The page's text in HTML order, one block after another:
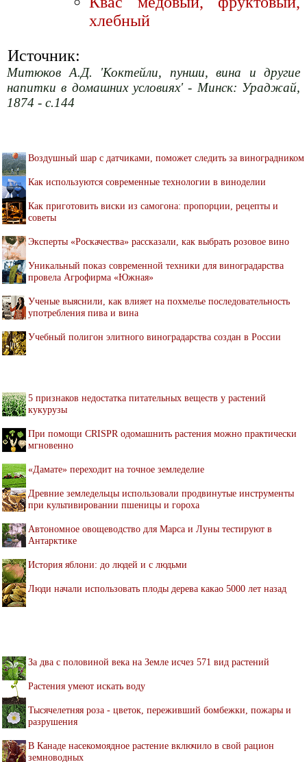
хлебный
Источник:
Митюков А.Д. 'Коктейли, пунши, вина и другие
напитки в домашних условиях' - Минск: Ураджай,
1874 - с.144
Воздушный шар с датчиками, поможет следить за виноградником
Как используются современные технологии в виноделии
Как приготовить виски из самогона: пропорции, рецепты и
советы
Эксперты «Роскачества» рассказали, как выбрать розовое вино
Уникальный показ современной техники для виноградарства
провела Агрофирма «Южная»
Ученые выяснили, как влияет на похмелье последовательность
употребления пива и вина
Учебный полигон элитного виноградарства создан в России
5 признаков недостатка питательных веществ у растений
кукурузы
При помощи CRISPR одомашнить растения можно практически
мгновенно
«Дамате» переходит на точное земледелие
Древние земледельцы использовали продвинутые инструменты
при культивировании пшеницы и гороха
Автономное овощеводство для Марса и Луны тестируют в
Антарктике
История яблони: до людей и с людьми
Люди начали использовать плоды дерева какао 5000 лет назад
За два с половиной века на Земле исчез 571 вид растений
Растения умеют искать воду
Тысячелетняя роза - цветок, переживший бомбежки, пожары и
разрушения
В Канаде насекомоядное растение включило в свой рацион
земноводных